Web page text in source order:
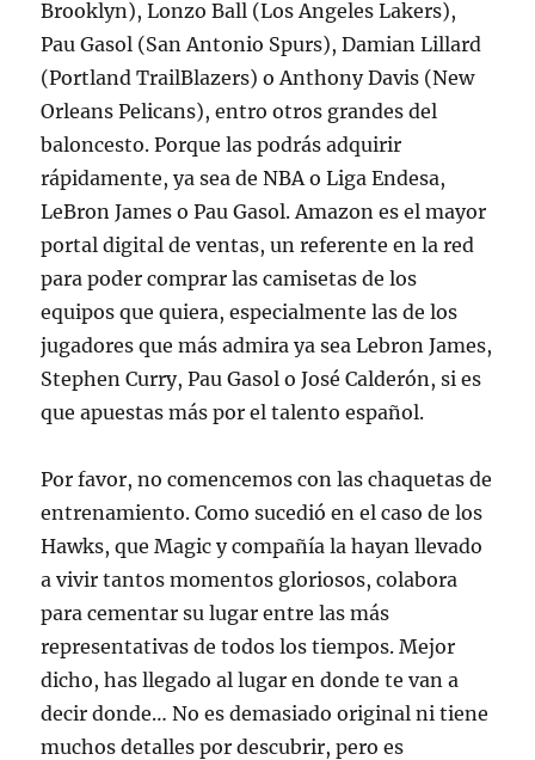
Brooklyn), Lonzo Ball (Los Angeles Lakers),
Pau Gasol (San Antonio Spurs), Damian Lillard
(Portland TrailBlazers) o Anthony Davis (New
Orleans Pelicans), entro otros grandes del
baloncesto. Porque las podrás adquirir
rápidamente, ya sea de NBA o Liga Endesa,
LeBron James o Pau Gasol. Amazon es el mayor
portal digital de ventas, un referente en la red
para poder comprar las camisetas de los
equipos que quiera, especialmente las de los
jugadores que más admira ya sea Lebron James,
Stephen Curry, Pau Gasol o José Calderón, si es
que apuestas más por el talento español.
Por favor, no comencemos con las chaquetas de
entrenamiento. Como sucedió en el caso de los
Hawks, que Magic y compañía la hayan llevado
a vivir tantos momentos gloriosos, colabora
para cementar su lugar entre las más
representativas de todos los tiempos. Mejor
dicho, has llegado al lugar en donde te van a
decir donde… No es demasiado original ni tiene
muchos detalles por descubrir, pero es